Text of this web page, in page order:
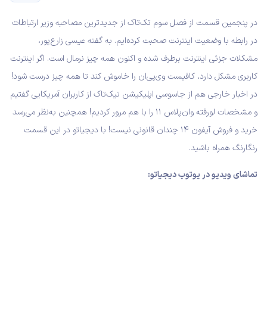
در پنجمین قسمت از فصل سوم تک‌تاک از جدیدترین مصاحبه وزیر ارتباطات
در رابطه با وضعیت اینترنت صحبت کرده‌ایم. به گفته عیسی زارع‌پور،
مشکلات جزئی اینترنت برطرف شده و اکنون همه چیز نرمال است. اگر اینترنت
کاربری مشکل دارد، کافیست وی‌پی‌ان را خاموش کند تا همه چیز درست شود!
در اخبار خارجی هم از جاسوسی اپلیکیشن تیک‌تاک از کاربران آمریکایی گفتیم
و مشخصات لو‌رفته وان‌پلاس ۱۱ را با هم مرور کردیم! همچنین به‌نظر می‌رسد
خرید و فروش آیفون ۱۴ چندان قانونی نیست! با دیجیاتو در این قسمت
رنگارنگ همراه باشید.
تماشای ویدیو در یوتوب دیجیاتو: